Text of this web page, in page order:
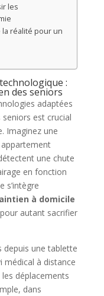
les
réalité pour un
:
des seniors
adaptées
est crucial
Imaginez une
une chute
en fonction
s’intègre
à domicile
autant sacrifier
depuis une tablette
médical à distance
déplacements
dans